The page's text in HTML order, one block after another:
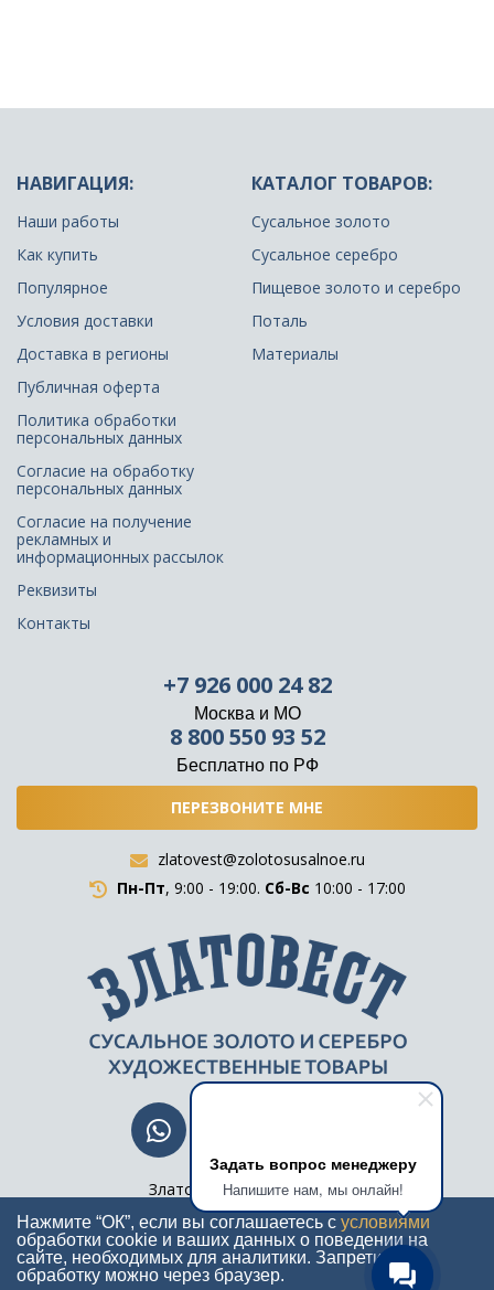
Задать вопрос менеджеру
Напишите нам, мы онлайн!
Златовестъ © 2015 - 2026
Все права защищены
НАВИГАЦИЯ:
Наши работы
Как купить
Популярное
Условия доставки
Доставка в регионы
Публичная оферта
Политика обработки
персональных данных
Согласие на обработку
персональных данных
Согласие на получение
рекламных и
информационных рассылок
Реквизиты
Контакты
КАТАЛОГ ТОВАРОВ:
Сусальное золото
Сусальное серебро
Пищевое золото и серебро
Поталь
Материалы
+7 926 000 24 82
Москва и МО
8 800 550 93 52
Бесплатно по РФ
ПЕРЕЗВОНИТЕ МНЕ
zlatovest@zolotosusalnoe.ru
Пн-Пт, 9:00 - 19:00. Сб-Вс 10:00 - 17:00
Нажмите “ОК”, если вы соглашаетесь с условиями
обработки cookie и ваших данных о поведении на
сайте, необходимых для аналитики. Запретить
обработку можно через браузер.